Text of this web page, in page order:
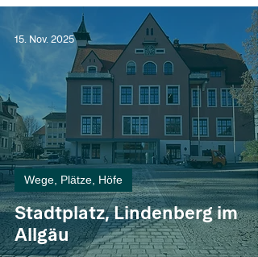
Stadtplatz, Lindenberg im
Allgäu
Wege, Plätze, Höfe
15. Nov. 2025